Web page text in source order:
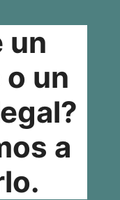
un
un
a